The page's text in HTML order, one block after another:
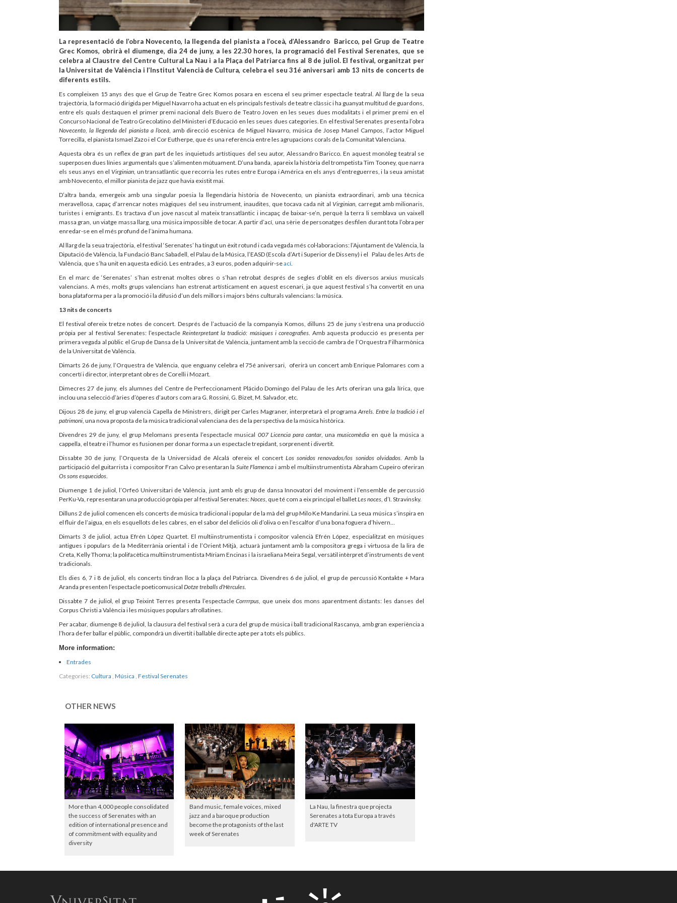
La representació de l’obra Novecento, la llegenda del pianista a l’oceà, d’Alessandro Baricco, pel Grup de Teatre
Grec Komos, obrirà el diumenge, dia 24 de juny, a les 22.30 hores, la programació del Festival Serenates, que se
celebra al Claustre del Centre Cultural La Nau i a la Plaça del Patriarca fins al 8 de juliol. El festival, organitzat per
la Universitat de València i l’Institut Valencià de Cultura, celebra el seu 31é aniversari amb 13 nits de concerts de
diferents estils.
Es compleixen 15 anys des que el Grup de Teatre Grec Komos posara en escena el seu primer espectacle teatral. Al llarg de la seua
trajectòria, la formació dirigida per Miguel Navarro ha actuat en els principals festivals de teatre clàssic i ha guanyat multitud de guardons,
entre els quals destaquen el primer premi nacional dels Buero de Teatro Joven en les seues dues modalitats i el primer premi en el
Concurso Nacional de Teatro Grecolatino del Ministeri d’Educació en les seues dues categories. En el festival Serenates presenta l’obra
Novecento, la llegenda del pianista a l’oceà, amb direcció escènica de Miguel Navarro, música de Josep Manel Campos, l’actor Miguel
Torrecilla, el pianista Ismael Zazo i el Cor Eutherpe, que és una referència entre les agrupacions corals de la Comunitat Valenciana.
Aquesta obra és un reflex de gran part de les inquietuds artístiques del seu autor, Alessandro Baricco. En aquest monòleg teatral se
superposen dues línies argumentals que s’alimenten mútuament. D’una banda, apareix la història del trompetista Tim Tooney, que narra
els seus anys en elVirginian, un transatlàntic que recorria les rutes entre Europa i América en els anys d’entreguerres, i la seua amistat
amb Novecento, el millor pianista de jazz que havia existit mai.
D’altra banda, emergeix amb una singular poesia la llegendària història de Novecento, un pianista extraordinari, amb una tècnica
meravellosa, capaç d’arrencar notes màgiques del seu instrument, inaudites, que tocava cada nit al Virginian, carregat amb milionaris,
turistes i emigrants. Es tractava d’un jove nascut al mateix transatlàntic i incapaç de baixar-se’n, perquè la terra li semblava un vaixell
massa gran, un viatge massa llarg, una música impossible de tocar. A partir d’ací, una sèrie de personatges desfilen durant tota l’obra per
enredar-se en el més profund de l’ànima humana.
Al llarg de la seua trajectòria, el festival ‘Serenates’ ha tingut un èxit rotund i cada vegada més col·laboracions: l’Ajuntament de València, la
Diputació de València, la Fundació Banc Sabadell, el Palau de la Música, l’EASD (Escola d’Art i Superior de Disseny) i el Palau de les Arts de
València, que s’ha unit en aquesta edició. Les entrades, a 3 euros, poden adquirir-seací.
En el marc de ‘Serenates’ s’han estrenat moltes obres o s’han retrobat després de segles d’oblit en els diversos arxius musicals
valencians. A més, molts grups valencians han estrenat artísticament en aquest escenari, ja que aquest festival s’ha convertit en una
bona plataforma per a la promoció i la difusió d’un dels millors i majors béns culturals valencians: la música.
13 nits de concerts
El festival ofereix tretze notes de concert. Després de l’actuació de la companyia Komos, dilluns 25 de juny s’estrena una producció
pròpia per al festival Serenates: l’espectacleReinterpretant la tradició: músiques i coreografies. Amb aquesta producció es presenta per
primera vegada al públic el Grup de Dansa de la Universitat de València, juntament amb la secció de cambra de l’Orquestra Filharmònica
de la Universitat de València.
Dimarts 26 de juny, l’Orquestra de València, que enguany celebra el 75é aniversari, oferirà un concert amb Enrique Palomares com a
concertí i director, interpretant obres de Corelli i Mozart.
Dimecres 27 de juny, els alumnes del Centre de Perfeccionament Plácido Domingo del Palau de les Arts oferiran una gala lírica, que
inclou una selecció d’àries d’òperes d’autors com ara G. Rossini, G. Bizet, M. Salvador, etc.
Dijous 28 de juny, el grup valencià Capella de Ministrers, dirigit per Carles Magraner, interpretarà el programaArrels. Entre la tradició i el
patrimoni, una nova proposta de la música tradicional valenciana des de la perspectiva de la música històrica.
Divendres 29 de juny, el grup Melomans presenta l’espectacle musical 007 Licencia para cantar, una musicomèdiaen què la música a
cappella, el teatre i l’humor es fusionen per donar forma a un espectacle trepidant, sorprenent i divertit.
Dissabte 30 de juny, l’Orquesta de la Universidad de Alcalá ofereix el concertLos sonidos renovados/los sonidos olvidados. Amb la
participació del guitarrista i compositor Fran Calvo presentaran la Suite Flamenca i amb el multiinstrumentista Abraham Cupeiro oferiran
Os sons esquecidos.
Diumenge 1 de juliol, l’Orfeó Universitari de València, junt amb els grup de dansa Innovatori del moviment i l’ensemble de percussió
PerKu-Va, representaran una producció pròpia per al festival Serenates:Noces, que té com a eix principal el balletLes noces, d’I. Stravinsky.
Dilluns 2 de juliol comencen els concerts de música tradicional i popular de la mà del grup Milo Ke Mandarini. La seua música s’inspira en
el fluir de l’aigua, en els esquellots de les cabres, en el sabor del deliciós oli d’oliva o en l’escalfor d’una bona foguera d’hivern…
Dimarts 3 de juliol, actua Efrén López Quartet. El multiinstrumentista i compositor valencià Efrén López, especialitzat en músiques
antigues i populars de la Mediterrània oriental i de l’Orient Mitjà, actuarà juntament amb la compositora grega i virtuosa de la lira de
Creta, Kelly Thoma; la polifacètica multiinstrumentista Míriam Encinas i la israeliana Meira Segal, versàtil intèrpret d’instruments de vent
tradicionals.
Els dies 6, 7 i 8 de juliol, els concerts tindran lloc a la plaça del Patriarca. Divendres 6 de juliol, el grup de percussió Kontakte + Mara
Aranda presenten l’espectacle poeticomusical Dotze treballs d’Hèrcules.
Dissabte 7 de juliol, el grup Teixint Terres presenta l’espectacleCorrrrpus, que uneix dos mons aparentment distants: les danses del
Corpus Christi a València i les músiques populars afrollatines.
Per acabar, diumenge 8 de juliol, la clausura del festival serà a cura del grup de música i ball tradicional Rascanya, amb gran experiència a
l’hora de fer ballar el públic, compondrà un divertit i ballable directe apte per a tots els públics.
More information:
Entrades
Categories: Cultura , Música , Festival Serenates
OTHER NEWS
More than 4,000 people consolidated
the success of Serenates with an
edition of international presence and
of commitment with equality and
diversity
Band music, female voices, mixed
jazz and a baroque production
become the protagonists of the last
week of Serenates
La Nau, la finestra que projecta
Serenates a tota Europa a través
d'ARTE TV